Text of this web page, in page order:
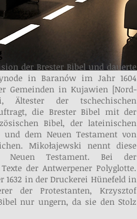
der Brester Bibel und dauerte
in Baranów im Jahr 1604
Gemeinden in Kujawien [Nord-
Ältester der tschechischen
die Brester Bibel mit der
Bibel, der lateinischen
und dem Neuen Testament von
Mikołajewski nennt diese
Testament. Bei der
der Antwerpener Polyglotte.
1632 in der Druckerei Hünefeld in
der Protestanten, Krzysztof
nur ungern, da sie den Stolz